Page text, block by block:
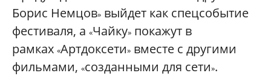
Борис Немцов» выйдет как спецсобытие
фестиваля, а «Чайку» покажут в
рамках «Артдоксети» вместе с другими
фильмами, «созданными для сети».